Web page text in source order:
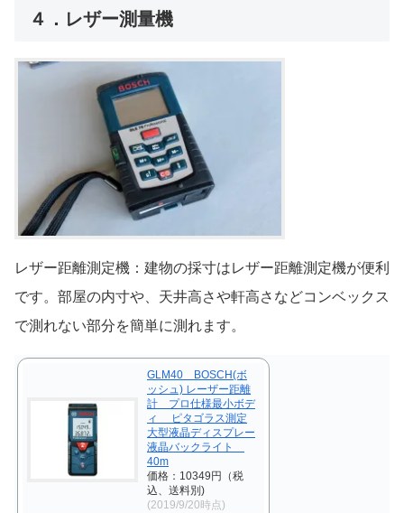
４．レザー測量機
レザー距離測定機：建物の採寸はレザー距離測定機が便利
です。部屋の内寸や、天井高さや軒高さなどコンベックス
で測れない部分を簡単に測れます。
GLM40 BOSCH(ボ
ッシュ) レーザー距離
計 プロ仕様最小ボデ
ィ ピタゴラス測定
大型液晶ディスプレー
液晶バックライト
40m
価格：10349円（税
込、送料別)
(2019/9/20時点)